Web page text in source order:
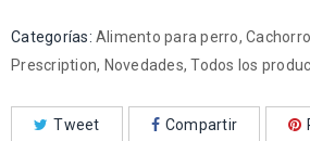
Categorías: Alimento para perro,
Prescription, Novedades,Todos los
Tweet Compartir